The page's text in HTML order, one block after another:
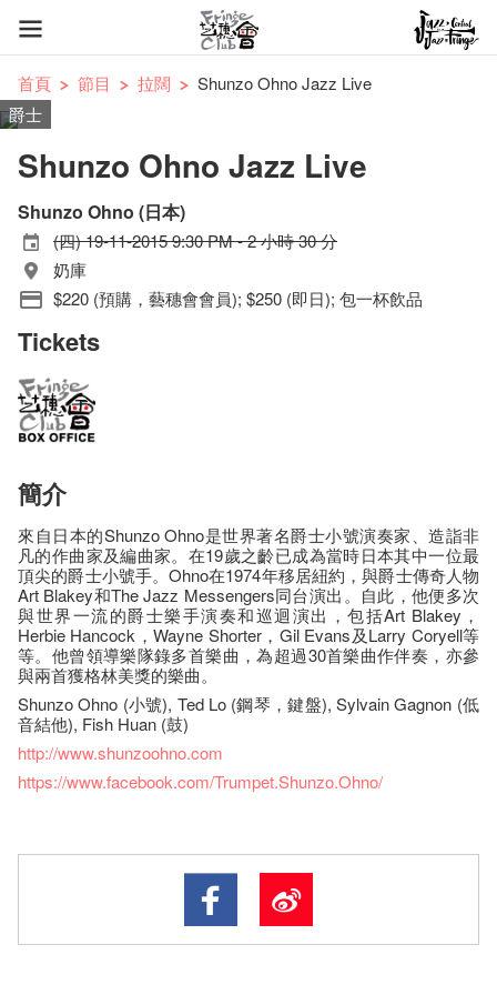
首頁 節目 拉闊
Shunzo Ohno Jazz Live
爵士
Shunzo Ohno Jazz Live
Shunzo Ohno (日本)
(四) 19-11-2015 9:30 PM - 2 小時 30 分
奶庫
$220 (預購，藝穗會會員); $250 (即日); 包一杯飲品
Tickets
簡介
來自日本的Shunzo Ohno是世界著名爵士小號演奏家、造詣非
凡的作曲家及編曲家。在19歲之齡已成為當時日本其中一位最
頂尖的爵士小號手。Ohno在1974年移居紐約，與爵士傳奇人物
Art Blakey和The Jazz Messengers同台演出。自此，他便多次
與世界一流的爵士樂手演奏和巡迴演出，包括Art Blakey，
Herbie Hancock，Wayne Shorter，Gil Evans及Larry Coryell等
等。他曾領導樂隊錄多首樂曲，為超過30首樂曲作伴奏，亦參
與兩首獲格林美獎的樂曲。
Shunzo Ohno (小號), Ted Lo (鋼琴，鍵盤), Sylvain Gagnon (低
音結他), Fish Huan (鼓)
http://www.shunzoohno.com
https://www.facebook.com/Trumpet.Shunzo.Ohno/